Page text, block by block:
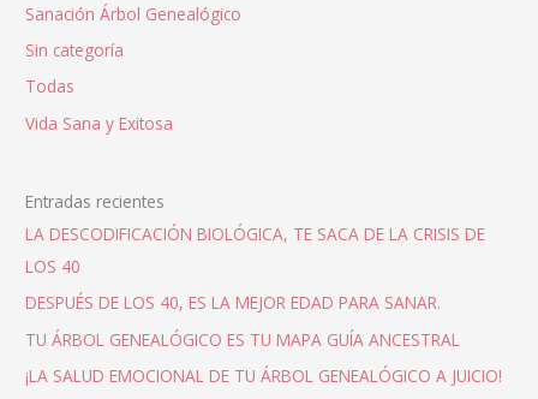
Sanación Árbol Genealógico
Sin categoría
Todas
Vida Sana y Exitosa
Entradas recientes
LA DESCODIFICACIÓN BIOLÓGICA, TE SACA DE LA CRISIS DE
LOS 40
DESPUÉS DE LOS 40, ES LA MEJOR EDAD PARA SANAR.
TU ÁRBOL GENEALÓGICO ES TU MAPA GUÍA ANCESTRAL
¡LA SALUD EMOCIONAL DE TU ÁRBOL GENEALÓGICO A JUICIO!